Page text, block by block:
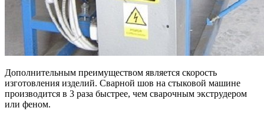
Дополнительным преимуществом является скорость
изготовления изделий. Сварной шов на стыковой машине
производится в 3 раза быстрее, чем сварочным экструдером
или феном.